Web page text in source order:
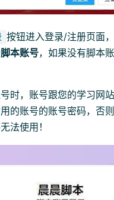
按钮进入登录/注册页面
脚本账号，如果没有脚本
时，账号跟您的学习网站
的账号的账号密码，否
法使用！